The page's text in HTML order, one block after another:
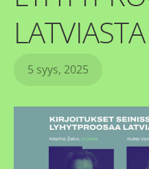
LATVIASTA
5 syys, 2025